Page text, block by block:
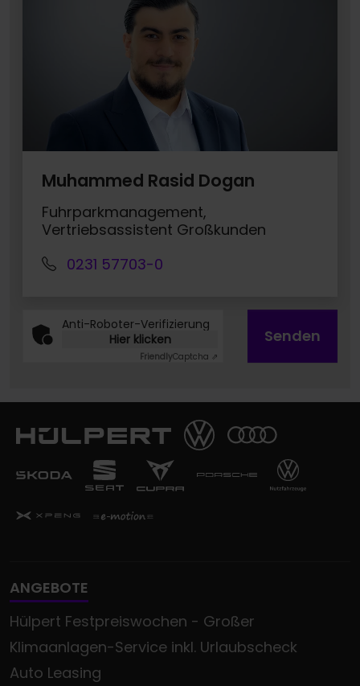
Muhammed Rasid Dogan
Fuhrparkmanagement,
Vertriebsassistent Großkunden
0231 57703-0
Anti-Roboter-Verifizierung
Hier klicken
FriendlyCaptcha ⇗
Senden
ANGEBOTE
Hülpert Festpreiswochen - Großer
Klimaanlagen-Service inkl. Urlaubscheck
Auto Leasing